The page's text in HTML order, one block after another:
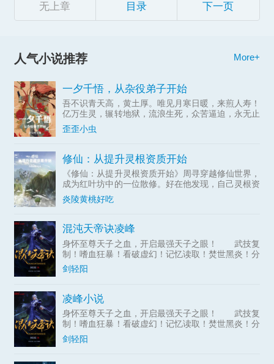
无上章 目录 下一页
人气小说推荐 More+
一夕千悟，从杂役弟子开始
吾不识青天高，黄土厚。唯见月寒日暖，来煎人寿！
亿万生灵，辗转地狱，流浪生死，众苦逼迫，永无止
息！段融魂穿异域，获得了吞噬器灵的能力:兵刃、
书画、古木、神像，万物有灵，我皆可吞之！段融以
歪歪小虫
修仙：从提升灵根资质开始
《修仙：从提升灵根资质开始》周寻穿越修仙世界，
成为红叶坊中的一位散修。好在他发现，自己灵根资
质竟然能够不断提升。下品灵根、中品...
炎陵黄桃好吃
混沌天帝诀凌峰
身怀至尊天子之血，开启最强天子之眼！ 武技复
制！嗜血狂暴！看破虚幻！记忆读取！焚世黑炎！分
身瞬移！空间粉碎！无限视界！时间静止！……
【混沌天帝】凌峰：“我凭这双眼，敢叫天地颤栗！”
剑轻阳
凌峰小说
身怀至尊天子之血，开启最强天子之眼！ 武技复
制！嗜血狂暴！看破虚幻！记忆读取！焚世黑炎！分
身瞬移！空间粉碎！无限视界！时间静止！……
【混沌天帝】凌峰：“我凭这双眼，敢叫天地颤栗！”
剑轻阳